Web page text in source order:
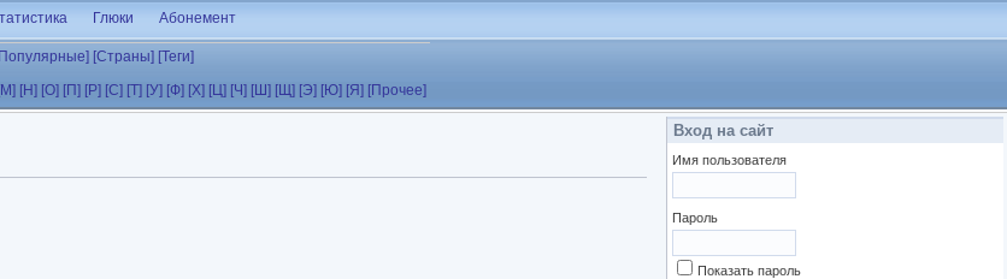
Глюки Абонемент
[Страны] [Теги]
[М] [Н] [О] [П] [Р] [С] [Т] [У] [Ф] [Х] [Ц] [Ч] [Ш] [Щ] [Э] [Ю] [Я] [Прочее]
Вход на сайт
Имя пользователя
Пароль
Показать пароль